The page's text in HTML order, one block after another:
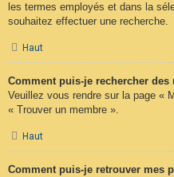
les termes employés et dans la
souhaitez effectuer une recherche.
Haut
Comment puis-je rechercher des
Veuillez vous rendre sur la page «
« Trouver un membre ».
Haut
Comment puis-je retrouver mes